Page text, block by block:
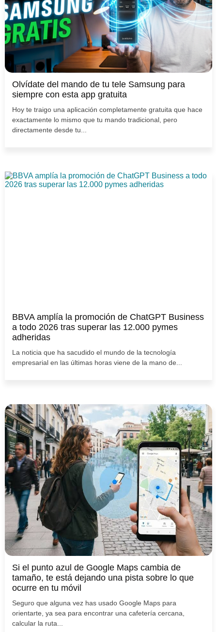
Olvídate del mando de tu tele Samsung para
siempre con esta app gratuita
Hoy te traigo una aplicación completamente gratuita que hace
exactamente lo mismo que tu mando tradicional, pero
directamente desde tu...
BBVA amplía la promoción de ChatGPT Business
a todo 2026 tras superar las 12.000 pymes
adheridas
La noticia que ha sacudido el mundo de la tecnología
empresarial en las últimas horas viene de la mano de...
Si el punto azul de Google Maps cambia de
tamaño, te está dejando una pista sobre lo que
ocurre en tu móvil
Seguro que alguna vez has usado Google Maps para
orientarte, ya sea para encontrar una cafetería cercana,
calcular la ruta...